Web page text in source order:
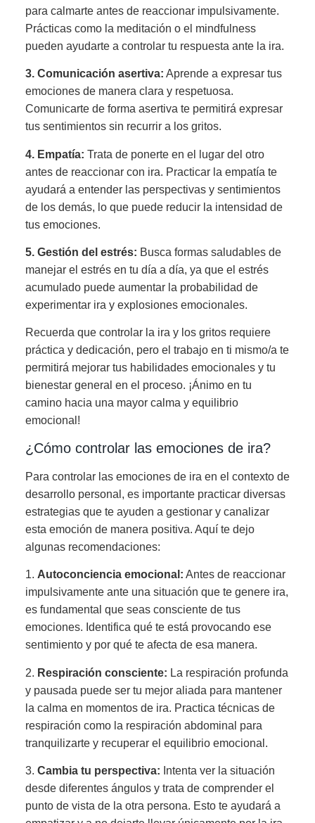
para calmarte antes de reaccionar impulsivamente.
Prácticas como la meditación o el mindfulness
pueden ayudarte a controlar tu respuesta ante la ira.
3. Comunicación asertiva: Aprende a expresar tus
emociones de manera clara y respetuosa.
Comunicarte de forma asertiva te permitirá expresar
tus sentimientos sin recurrir a los gritos.
4. Empatía: Trata de ponerte en el lugar del otro
antes de reaccionar con ira. Practicar la empatía te
ayudará a entender las perspectivas y sentimientos
de los demás, lo que puede reducir la intensidad de
tus emociones.
5. Gestión del estrés: Busca formas saludables de
manejar el estrés en tu día a día, ya que el estrés
acumulado puede aumentar la probabilidad de
experimentar ira y explosiones emocionales.
Recuerda que controlar la ira y los gritos requiere
práctica y dedicación, pero el trabajo en ti mismo/a te
permitirá mejorar tus habilidades emocionales y tu
bienestar general en el proceso. ¡Ánimo en tu
camino hacia una mayor calma y equilibrio
emocional!
¿Cómo controlar las emociones de ira?
Para controlar las emociones de ira en el contexto de
desarrollo personal, es importante practicar diversas
estrategias que te ayuden a gestionar y canalizar
esta emoción de manera positiva. Aquí te dejo
algunas recomendaciones:
1. Autoconciencia emocional: Antes de reaccionar
impulsivamente ante una situación que te genere ira,
es fundamental que seas consciente de tus
emociones. Identifica qué te está provocando ese
sentimiento y por qué te afecta de esa manera.
2. Respiración consciente: La respiración profunda
y pausada puede ser tu mejor aliada para mantener
la calma en momentos de ira. Practica técnicas de
respiración como la respiración abdominal para
tranquilizarte y recuperar el equilibrio emocional.
3. Cambia tu perspectiva: Intenta ver la situación
desde diferentes ángulos y trata de comprender el
punto de vista de la otra persona. Esto te ayudará a